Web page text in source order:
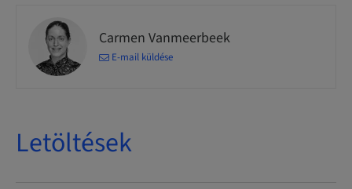
Carmen Vanmeerbeek
E-mail küldése
Letöltések